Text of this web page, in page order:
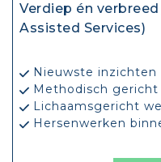
Verdiep én
Assisted Services)
Nieuwste inzichten
Methodisch gericht
Lichaamsgericht
Hersenwerken